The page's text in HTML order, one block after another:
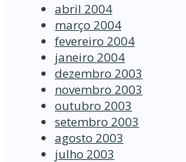
abril 2004
março 2004
fevereiro 2004
janeiro 2004
dezembro 2003
novembro 2003
outubro 2003
setembro 2003
agosto 2003
julho 2003